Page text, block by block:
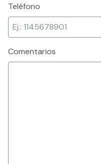
Teléfono
Comentarios